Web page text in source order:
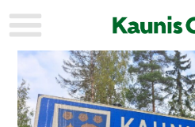
KAUPUNKI
STADEN
AJANKOHTAISTA
AKTUELLT
URHEILU
IDROTT